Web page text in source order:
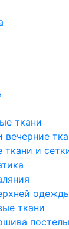
ткани
и сетки
одежды
ткани